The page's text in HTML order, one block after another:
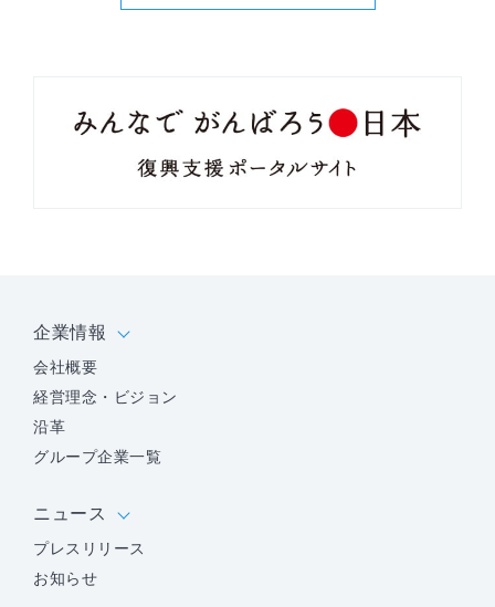
企業情報
会社概要
経営理念・ビジョン
沿革
グループ企業一覧
ニュース
プレスリリース
お知らせ